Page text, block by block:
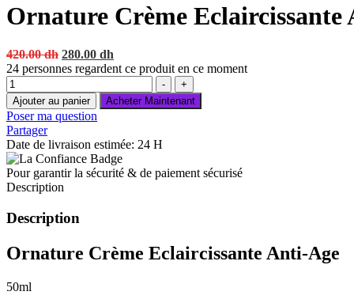
Ornature Crème Eclaircissante
420.00dh Original
price
420.00 dh.
280.00 dh
price
280.00 dh.
24 personnes regardent ce produit en ce moment
Quantité
-
+
Ajouter au panier
Acheter Maintenant
Poser ma question
Partager
Date de livraison estimée: 24 H
Pour garantir la sécurité & de paiement sécurisé
Description
Description
Ornature Crème Eclaircissante Anti-Age
50ml